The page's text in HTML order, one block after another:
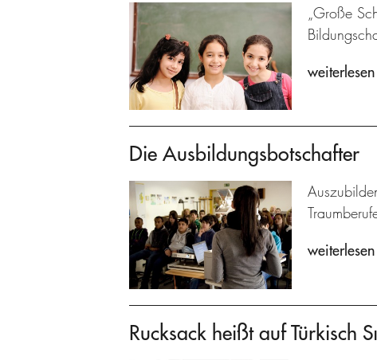
„Große
weiterlesen
Die Ausbildungsbotschafter
weiterlesen
Rucksack heißt auf Türkisch